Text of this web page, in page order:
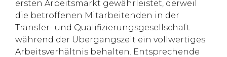
ersten Arbeitsmarkt gewährleistet, derweil
die betroffenen Mitarbeitenden in der
Transfer- und Qualifizierungsgesellschaft
während der Übergangszeit ein vollwertiges
Arbeitsverhältnis behalten. Entsprechende